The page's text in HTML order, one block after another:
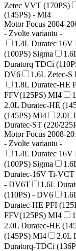
Zetec VVT (170PS)
(145PS) - MI4
Motor Focus 2004-
- Zvolte variantu -
1.4L Duratec 16V
(100PS) Sigma
Duratorq TDCi
DV6
1.6L Zetec-S
1.8L Duratec-HE
FFV(125PS) MI4
2.0L Duratec-HE
(145PS) MI4
2.0L
Duratec-ST (220/
Motor Focus 2008-
- Zvolte variantu -
1.4L Duratec 16V
(100PS) Sigma
Duratec-16V Ti-VCT
- DV6T
1.6L
(110PS) - DV6
Duratec-HE PFI
FFV(125PS) MI4
2.0L Duratec-HE
(145PS) MI4
2.0L
Duratorq-TDCi